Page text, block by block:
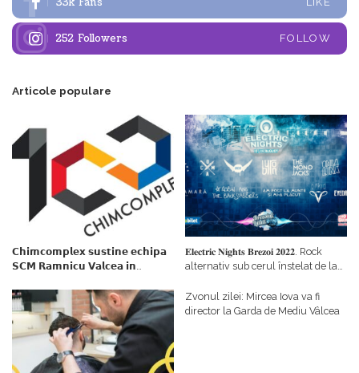
252 Followers FOLLOW
Articole populare
𝗖𝗵𝗶𝗺𝗰𝗼𝗺𝗽𝗹𝗲𝘅 𝘀𝘂𝘀𝘁𝗶𝗻𝗲 𝗲𝗰𝗵𝗶𝗽𝗮
𝗦𝗖𝗠 𝗥𝗮𝗺𝗻𝗶𝗰𝘂 𝗩𝗮𝗹𝗰𝗲𝗮 𝗶𝗻
𝗳𝗶𝗻𝗮𝗻𝘁𝗮𝘁𝗼𝗿
𝐄𝐥𝐞𝐜𝐭𝐫𝐢𝐜 𝐍𝐢𝐠𝐡𝐭𝐬 𝐁𝐫𝐞𝐳𝐨𝐢 𝟐𝟎𝟐𝟐. Rock
alternativ sub cerul înstelat de la
Zvonul zilei: Mircea Iova va fi
director la Garda de Mediu Vâlcea